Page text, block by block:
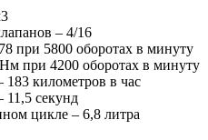
– 4/16
при 5800 оборотах в минуту
при 4200 оборотах в минуту
183 километров в час
11,5 секунд
цикле – 6,8 литра